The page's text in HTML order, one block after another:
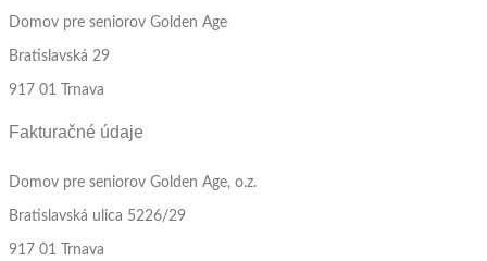
Domov pre seniorov Golden Age
Bratislavská 29
917 01 Trnava
Fakturačné údaje
Domov pre seniorov Golden Age, o.z.
Bratislavská ulica 5226/29
917 01 Trnava